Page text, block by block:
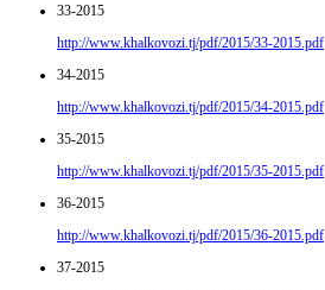
33-2015
http://www.khalkovozi.tj/pdf/2015/33-2015.pdf
34-2015
http://www.khalkovozi.tj/pdf/2015/34-2015.pdf
35-2015
http://www.khalkovozi.tj/pdf/2015/35-2015.pdf
36-2015
http://www.khalkovozi.tj/pdf/2015/36-2015.pdf
37-2015